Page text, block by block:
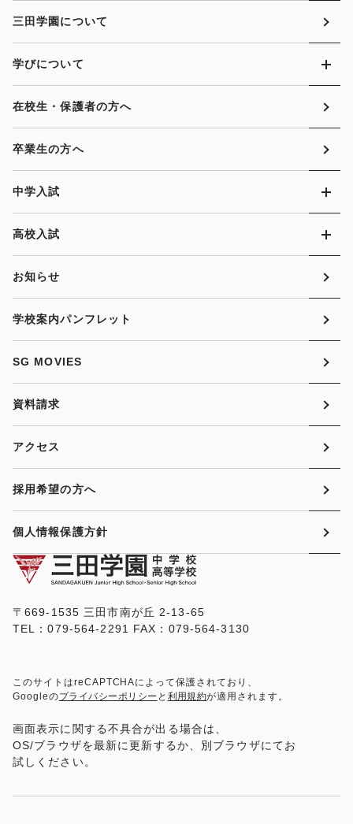
〒669-1535 三田市南が丘 2-13-65
TEL：079-564-2291 FAX：079-564-3130
このサイトはreCAPTCHAによって保護されており、
Googleのプライバシーポリシー と 利用規約が適用されます。
画面表示に関する不具合が出る場合は、
OS/ブラウザを最新に更新するか、別ブラウザにてお
試しください。
三田学園について
学びについて
在校生・保護者の方へ
卒業生の方へ
中学入試
高校入試
お知らせ
学校案内パンフレット
SG MOVIES
資料請求
アクセス
採用希望の方へ
個人情報保護方針